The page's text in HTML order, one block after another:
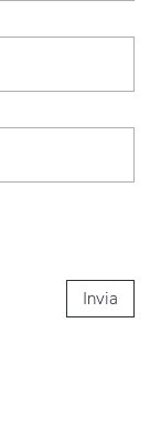
Invia